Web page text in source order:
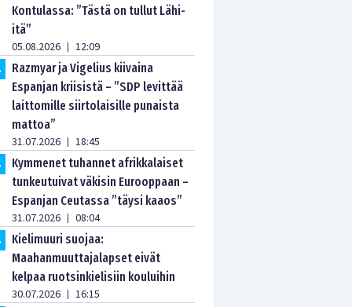
Kontulassa: ”Tästä on tullut Lähi-
itä”
05.08.2026 | 12:09
Razmyar ja Vigelius kiivaina
Espanjan kriisistä – ”SDP levittää
laittomille siirtolaisille punaista
mattoa”
31.07.2026 | 18:45
.
Kymmenet tuhannet afrikkalaiset
tunkeutuivat väkisin Eurooppaan –
Espanjan Ceutassa ”täysi kaaos”
31.07.2026 | 08:04
Kielimuuri suojaa:
Maahanmuuttajalapset eivät
kelpaa ruotsinkielisiin kouluihin
30.07.2026 | 16:15